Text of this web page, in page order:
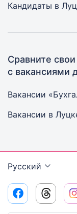
Кандидаты в
Сравните
с вакансиями
Вакансии
Вакансии в
Русский